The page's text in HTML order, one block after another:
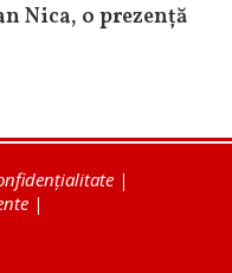
Nica, o prezență
|
|